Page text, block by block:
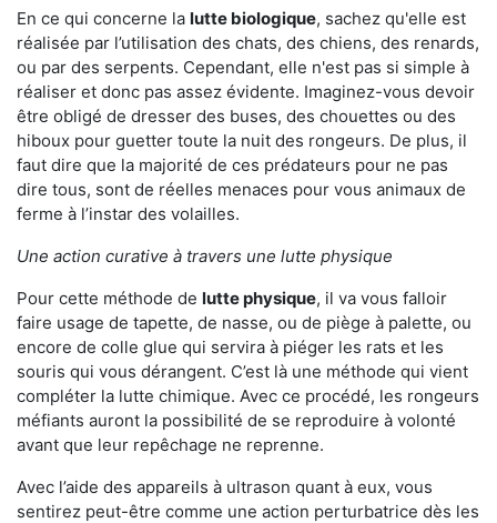
En ce qui concerne la lutte biologique, sachez qu'elle est
réalisée par l’utilisation des chats, des chiens, des renards,
ou par des serpents. Cependant, elle n'est pas si simple à
réaliser et donc pas assez évidente. Imaginez-vous devoir
être obligé de dresser des buses, des chouettes ou des
hiboux pour guetter toute la nuit des rongeurs. De plus, il
faut dire que la majorité de ces prédateurs pour ne pas
dire tous, sont de réelles menaces pour vous animaux de
ferme à l’instar des volailles.
Une action curative à travers une lutte physique
Pour cette méthode de lutte physique, il va vous falloir
faire usage de tapette, de nasse, ou de piège à palette, ou
encore de colle glue qui servira à piéger les rats et les
souris qui vous dérangent. C’est là une méthode qui vient
compléter la lutte chimique. Avec ce procédé, les rongeurs
méfiants auront la possibilité de se reproduire à volonté
avant que leur repêchage ne reprenne.
Avec l’aide des appareils à ultrason quant à eux, vous
sentirez peut-être comme une action perturbatrice dès les